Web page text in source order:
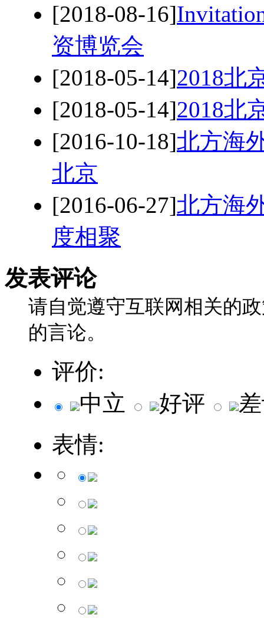
[2018-08-16]
资博览会
[2018-05-14]2018北
[2018-05-14]2018北
[2016-10-18]北方海
北京
[2016-06-27]北方海
度相聚
发表评论
请自觉遵守互联网相关的
的言论。
评价:
中立
好评
表情: